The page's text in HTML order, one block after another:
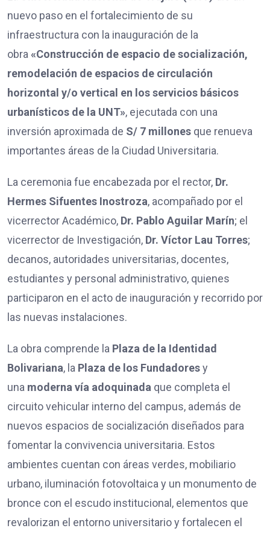
nuevo paso en el fortalecimiento de su
infraestructura con la inauguración de la
obra «Construcción de espacio de socialización,
remodelación de espacios de circulación
horizontal y/o vertical en los servicios básicos
urbanísticos de la UNT», ejecutada con una
inversión aproximada de S/ 7 millones que renueva
importantes áreas de la Ciudad Universitaria.
La ceremonia fue encabezada por el rector, Dr.
Hermes Sifuentes Inostroza, acompañado por el
vicerrector Académico, Dr. Pablo Aguilar Marín; el
vicerrector de Investigación, Dr. Víctor Lau Torres;
decanos, autoridades universitarias, docentes,
estudiantes y personal administrativo, quienes
participaron en el acto de inauguración y recorrido por
las nuevas instalaciones.
La obra comprende la Plaza de la Identidad
Bolivariana, la Plaza de los Fundadoresy
una moderna vía adoquinada que completa el
circuito vehicular interno del campus, además de
nuevos espacios de socialización diseñados para
fomentar la convivencia universitaria. Estos
ambientes cuentan con áreas verdes, mobiliario
urbano, iluminación fotovoltaica y un monumento de
bronce con el escudo institucional, elementos que
revalorizan el entorno universitario y fortalecen el